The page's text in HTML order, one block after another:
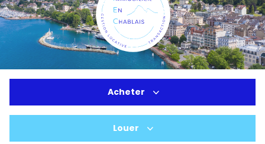
Acheter
Louer